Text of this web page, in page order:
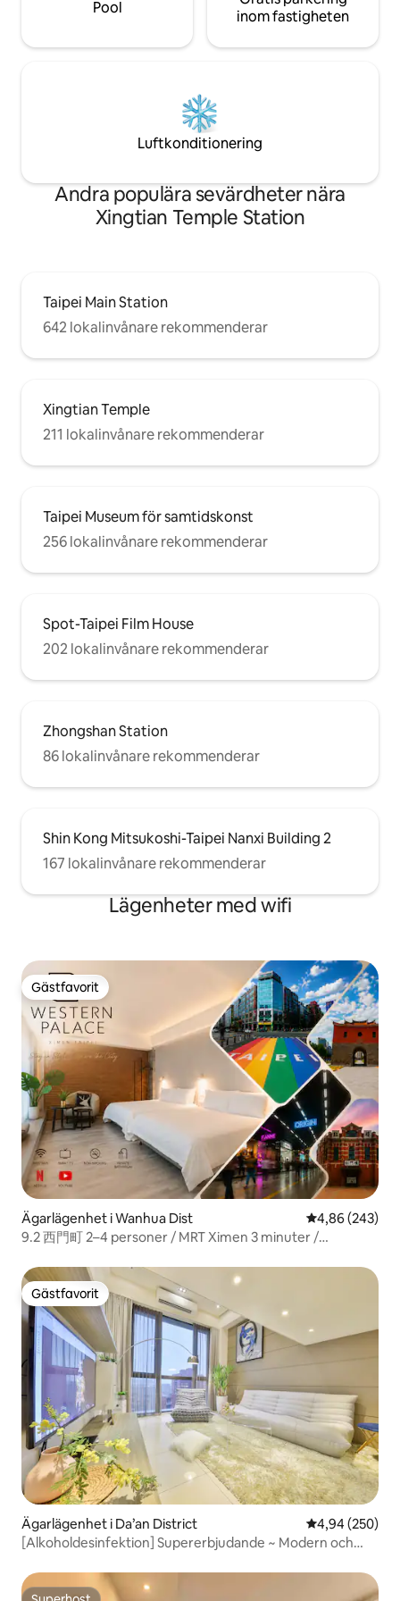
Rimligt pris: Vi erbjuder en viss kvalitet
och hoppas att interiören är bättre än på
ett hotell. Priset är mindre än hälften av
Rökning och berusning är strängt
förbjudet för att upprätthålla boendets
Airport MRT, ca
ändring av linjen
Taipei, Da 'an
Taipei Arena med
Ximending, ca 10
'an Forest Park,
Det finns Ubike-
Pool
inom fastigheten
Luftkonditionering
Andra populära sevärdheter nära
Xingtian Temple Station
Taipei Main Station
642 lokalinvånare rekommenderar
Xingtian Temple
211 lokalinvånare rekommenderar
Taipei Museum för samtidskonst
256 lokalinvånare rekommenderar
Spot-Taipei Film House
202 lokalinvånare rekommenderar
Zhongshan Station
86 lokalinvånare rekommenderar
Shin Kong Mitsukoshi-Taipei Nanxi Building 2
167 lokalinvånare rekommenderar
Lägenheter med wifi
Gästfavorit
Gästfavorit
Ägarlägenhet i Wanhua Dist 4,86 av 5 i
4,86 (243)
9.2 西門町 2–4 personer / MRT Ximen 3 minuter /
Gästfavorit
Gästfavorit
Ägarlägenhet i Da’an District 4,94 av 5 i
4,94 (250)
[Alkoholdesinfektion] Supererbjudande ~ Modern och
teknologihus, 1 min till tunnelbanan